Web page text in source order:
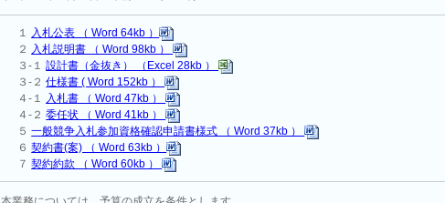
１ 入札公表 （ Word 64kb ）
２ 入札説明書 （ Word 98kb ）
３-１設計書（金抜き） （Excel 28kb ）
３-２仕様書 ( Word 152kb ）
４‐１ 入札書 （ Word 47kb ）
４-２委任状 （ Word 41kb ）
５一般競争入札参加資格確認申請書様式 （ Word 37kb ）
６契約書(案) （ Word 63kb ）
７契約約款 （ Word 60kb ）